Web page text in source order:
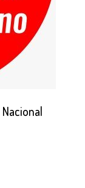
Nacional